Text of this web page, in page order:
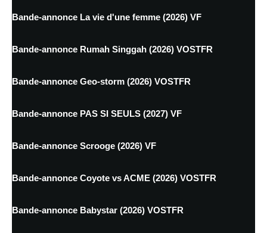
Bande-annonce La vie d'une femme (2026) VF
Bande-annonce Rumah Singgah (2026) VOSTFR
Bande-annonce Geo-storm (2026) VOSTFR
Bande-annonce PAS SI SEULS (2027) VF
Bande-annonce Scrooge (2026) VF
Bande-annonce Coyote vs ACME (2026) VOSTFR
Bande-annonce Babystar (2026) VOSTFR